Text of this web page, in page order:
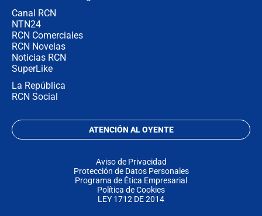
Canal RCN
NTN24
RCN Comerciales
RCN Novelas
Noticias RCN
SuperLike
La República
RCN Social
ATENCIÓN AL OYENTE
Aviso de Privacidad
Protección de Datos Personales
Programa de Ética Empresarial
Política de Cookies
LEY 1712 DE 2014